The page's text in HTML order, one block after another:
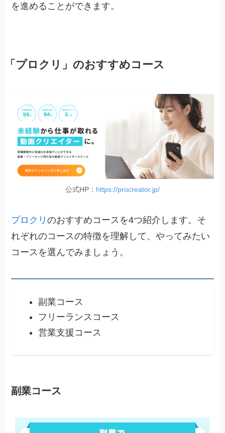
を進めることができます。
「プロクリ」のおすすめコース
公式HP： https://procreator.jp/
プロクリのおすすめコースを4つ紹介します。そ
れぞれのコースの特徴を理解して、やってみたい
コースを選んでみましょう。
副業コース
フリーランスコース
営業支援コース
副業コース